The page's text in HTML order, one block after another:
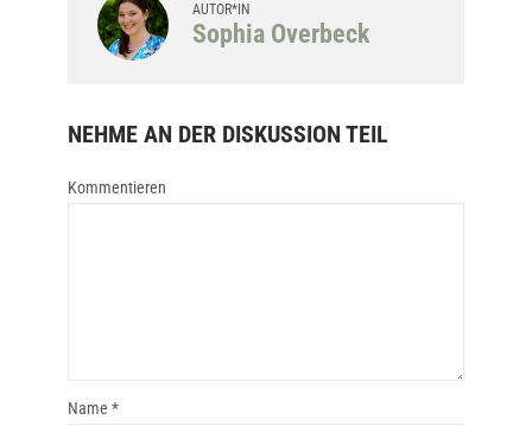
AUTOR*IN
Sophia Overbeck
NEHME AN DER DISKUSSION TEIL
Kommentieren
Name *